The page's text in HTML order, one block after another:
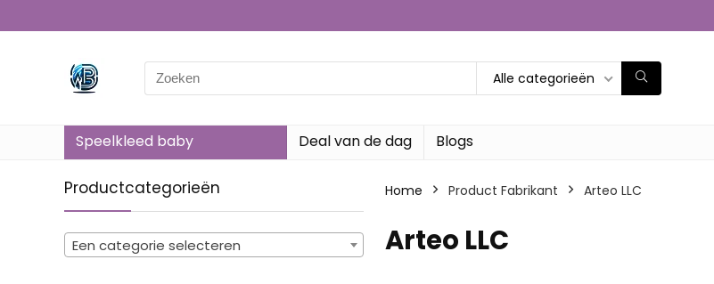
Search
for:
Alle categorieën
Speelkleed baby Deal van de dag Blogs
Productcategorieën
Een categorie selecteren
Home Product Fabrikant ‎Arteo LLC
‎Arteo LLC